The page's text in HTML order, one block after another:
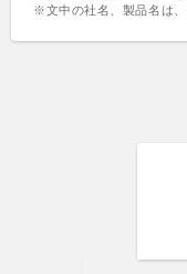
※文中の社名、製品名は、